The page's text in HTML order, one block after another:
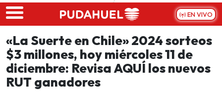
Skip to main content
EN VIVO
«La Suerte en Chile» 2024 sorteos
$3 millones, hoy miércoles 11 de
diciembre: Revisa AQUÍ los nuevos
RUT ganadores